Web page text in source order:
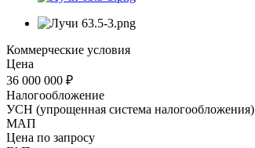
Коммерческие условия
Цена
36 000 000 ₽
Налогообложение
УСН (упрощенная система налогообложения)
МАП
Цена по запросу